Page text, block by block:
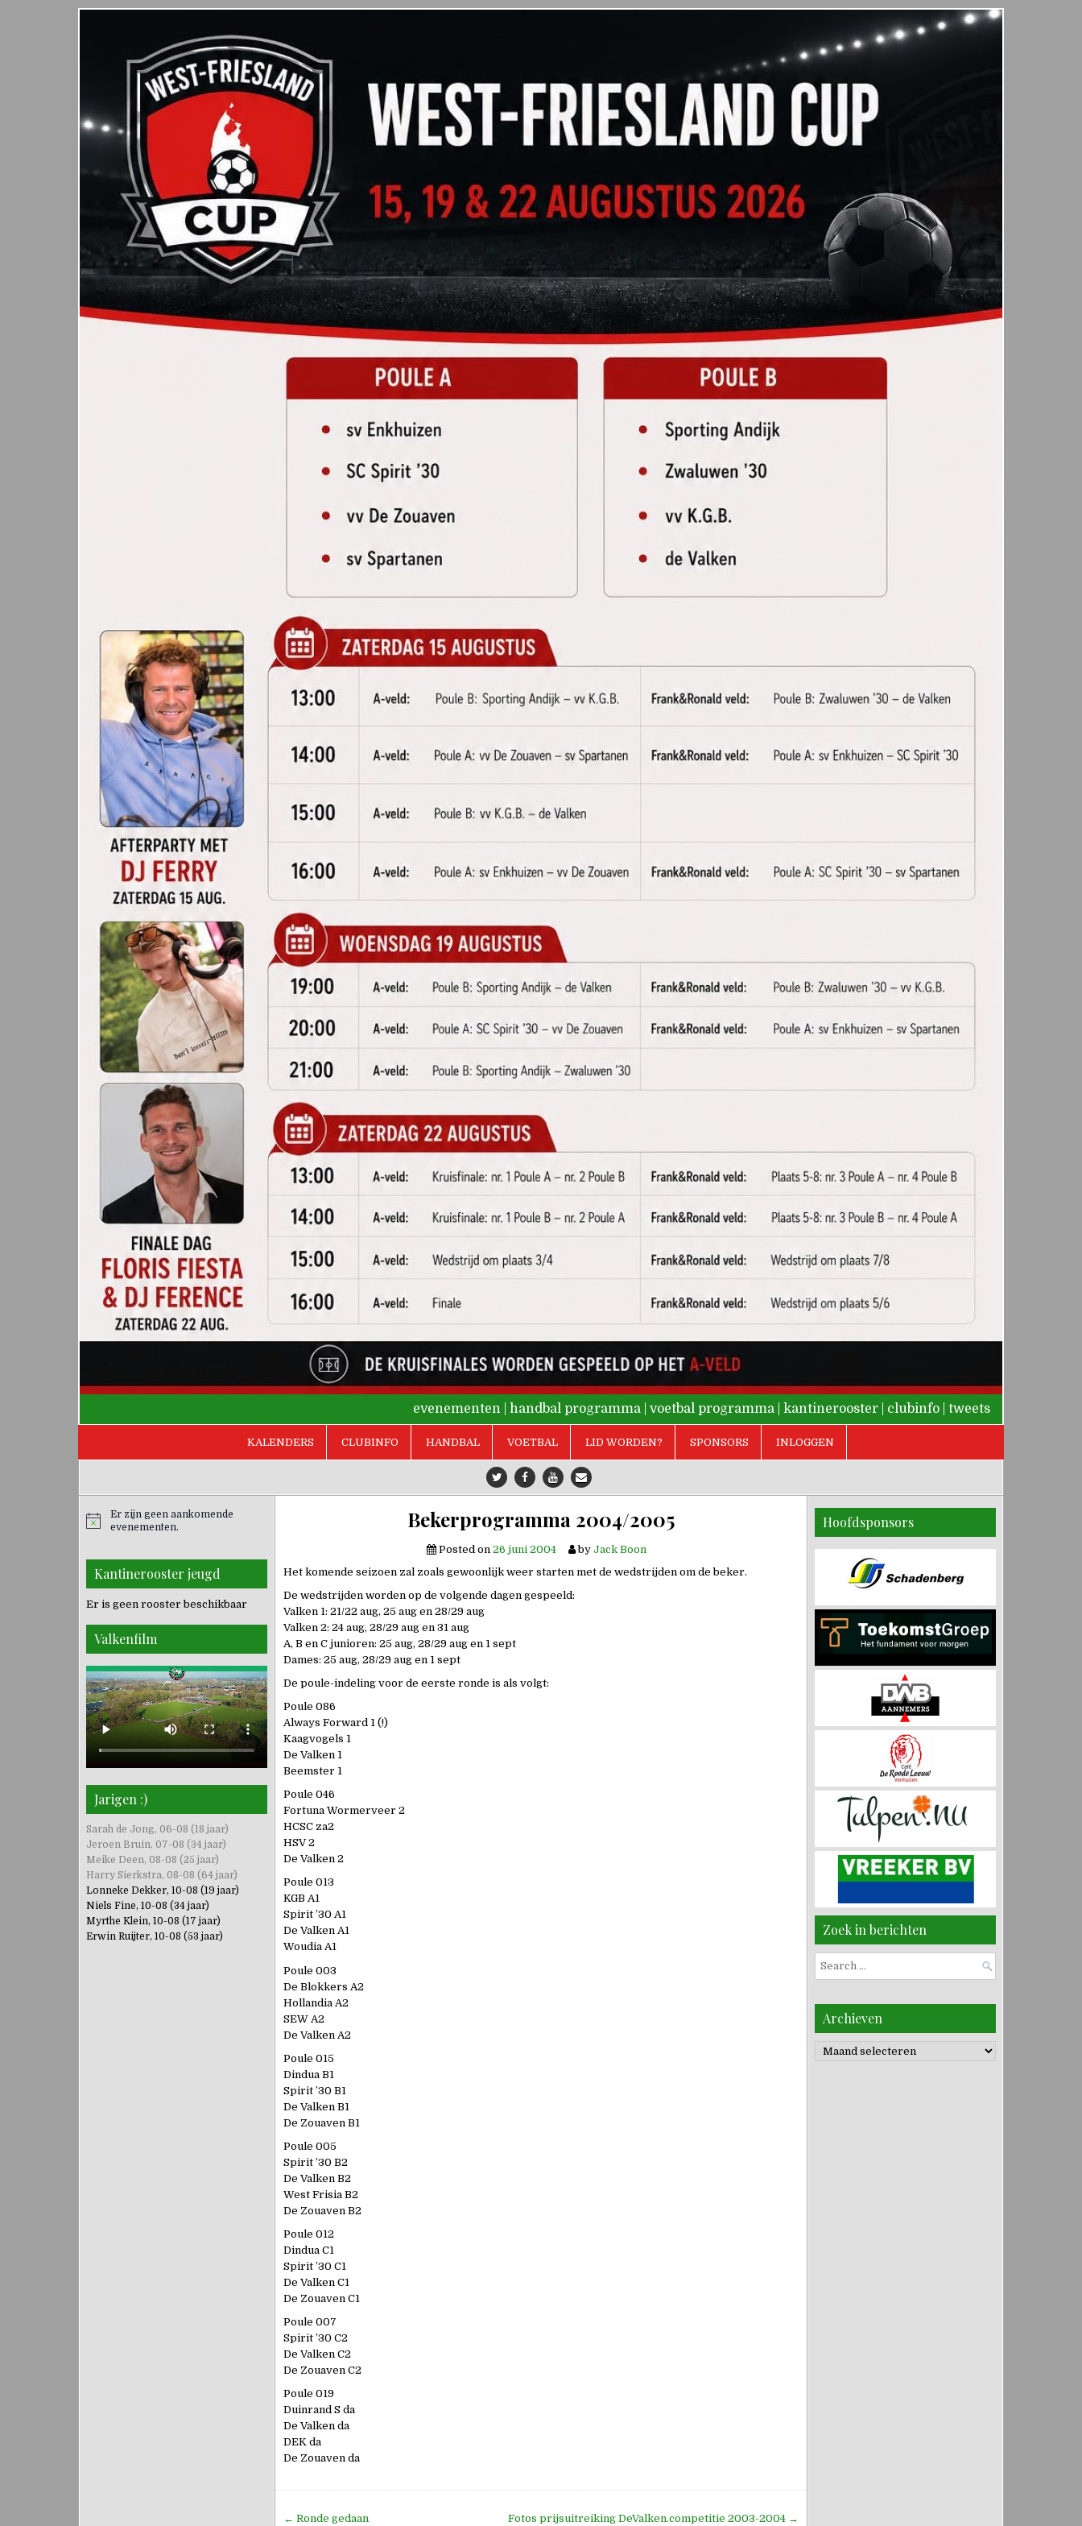
evenementen handbal programma voetbal programma kantinerooster clubinfo tweets
KALENDERS CLUBINFO HANDBAL VOETBAL LID WORDEN? SPONSORS INLOGGEN
Bekerprogramma 2004/2005
Posted on 26 juni 2004 by Jack Boon
Het komende seizoen zal zoals gewoonlijk weer starten met de wedstrijden om de beker.
De wedstrijden worden op de volgende dagen gespeeld:
Valken 1: 21/22 aug, 25 aug en 28/29 aug
Valken 2: 24 aug, 28/29 aug en 31 aug
A, B en C junioren: 25 aug, 28/29 aug en 1 sept
Dames: 25 aug, 28/29 aug en 1 sept
De poule-indeling voor de eerste ronde is als volgt:
Poule 086
Always Forward 1 (!)
Kaagvogels 1
De Valken 1
Beemster 1
Poule 046
Fortuna Wormerveer 2
HCSC za2
HSV 2
De Valken 2
Poule 013
KGB A1
Spirit ’30 A1
De Valken A1
Woudia A1
Poule 003
De Blokkers A2
Hollandia A2
SEW A2
De Valken A2
Poule 015
Dindua B1
Spirit ’30 B1
De Valken B1
De Zouaven B1
Poule 005
Spirit ’30 B2
De Valken B2
West Frisia B2
De Zouaven B2
Poule 012
Dindua C1
Spirit ’30 C1
De Valken C1
De Zouaven C1
Poule 007
Spirit ’30 C2
De Valken C2
De Zouaven C2
Poule 019
Duinrand S da
De Valken da
DEK da
De Zouaven da
Bericht
← Ronde gedaan Fotos prijsuitreiking DeValken.competitie 2003-2004 →
Er zijn geen aankomende
evenementen.
Kantinerooster jeugd
Er is geen rooster beschikbaar
Valkenfilm
Jarigen :)
Sarah de Jong, 06-08 (18 jaar)
Jeroen Bruin, 07-08 (34 jaar)
Meike Deen, 08-08 (25 jaar)
Harry Sierkstra, 08-08 (64 jaar)
Lonneke Dekker, 10-08 (19 jaar)
Niels Fine, 10-08 (34 jaar)
Myrthe Klein, 10-08 (17 jaar)
Erwin Ruijter, 10-08 (53 jaar)
Hoofdsponsors
Zoek in berichten
Search
for:
Archieven
Archieven